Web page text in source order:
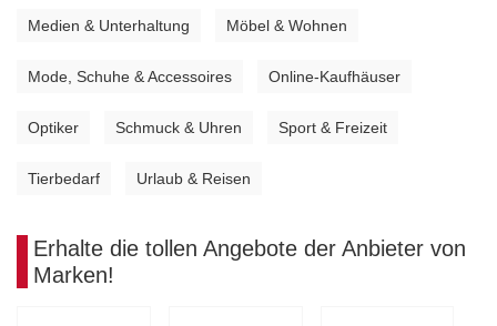
Medien & Unterhaltung
Möbel & Wohnen
Mode, Schuhe & Accessoires
Online-Kaufhäuser
Optiker
Schmuck & Uhren
Sport & Freizeit
Tierbedarf
Urlaub & Reisen
Erhalte die tollen Angebote der Anbieter von
Marken!